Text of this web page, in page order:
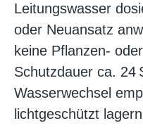
Leitungswasser
oder Neuansatz
keine Pflanzen-
Schutzdauer ca. 24
Wasserwechsel
lichtgeschützt